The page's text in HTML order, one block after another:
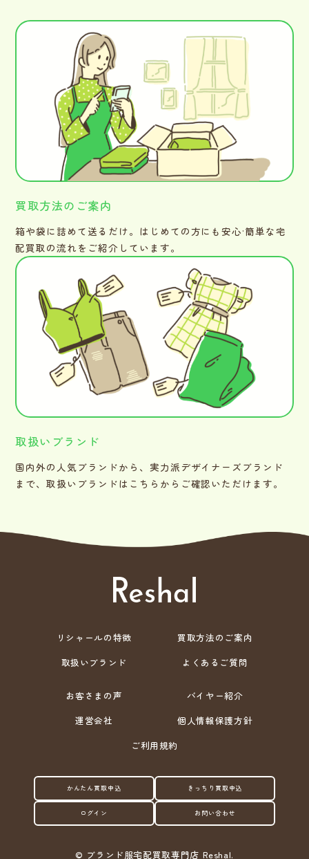
買取方法のご案内
箱や袋に詰めて送るだけ。はじめての方にも安心·簡単な宅
配買取の流れをご紹介しています。
取扱いブランド
国内外の人気ブランドから、実力派デザイナーズブランド
まで、取扱いブランドはこちらからご確認いただけます。
リシャールの特徴
買取方法のご案内
取扱いブランド
よくあるご質問
お客さまの声
バイヤー紹介
運営会社
個人情報保護方針
ご利用規約
かんたん買取申込 きっちり買取申込
ログイン お問い合わせ
© ブランド服宅配買取専門店 Reshal.